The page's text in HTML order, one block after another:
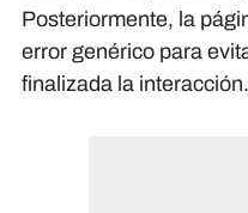
Posteriormente, la
error genérico para
finalizada la interacción.